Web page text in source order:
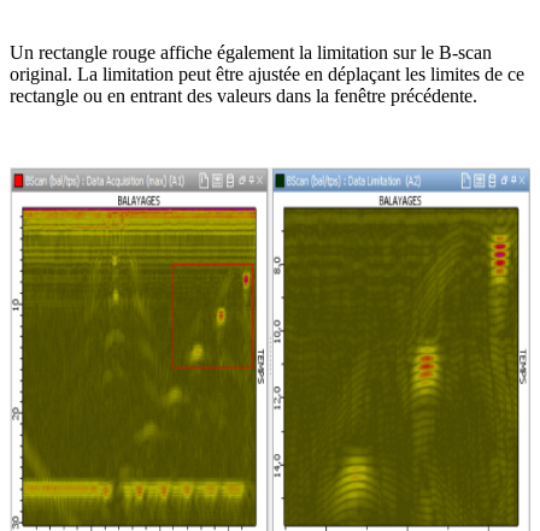
Un rectangle rouge affiche également la limitation sur le B-scan
original. La limitation peut être ajustée en déplaçant les limites de ce
rectangle ou en entrant des valeurs dans la fenêtre précédente.